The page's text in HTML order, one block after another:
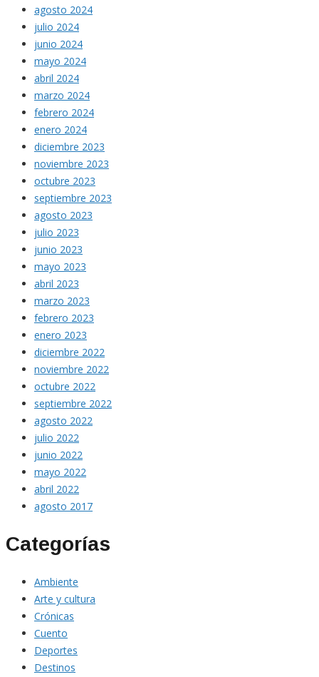
agosto 2024
julio 2024
junio 2024
mayo 2024
abril 2024
marzo 2024
febrero 2024
enero 2024
diciembre 2023
noviembre 2023
octubre 2023
septiembre 2023
agosto 2023
julio 2023
junio 2023
mayo 2023
abril 2023
marzo 2023
febrero 2023
enero 2023
diciembre 2022
noviembre 2022
octubre 2022
septiembre 2022
agosto 2022
julio 2022
junio 2022
mayo 2022
abril 2022
agosto 2017
Categorías
Ambiente
Arte y cultura
Crónicas
Cuento
Deportes
Destinos